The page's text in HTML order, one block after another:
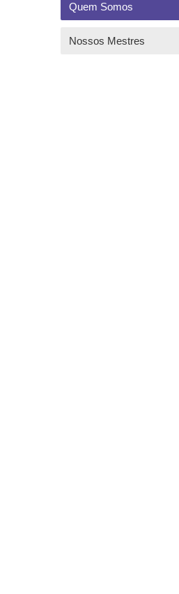
Quem Somos
Nossos Mestres